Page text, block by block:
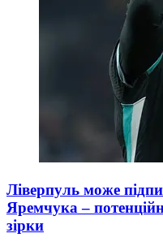
Ліверпуль може
Яремчука –
зірки